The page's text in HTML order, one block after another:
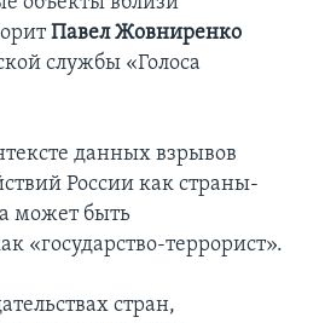
Павел Жовниренко
службы «Голоса
данных взрывов
России как страны-
может быть
«государство-террорист».
стран,